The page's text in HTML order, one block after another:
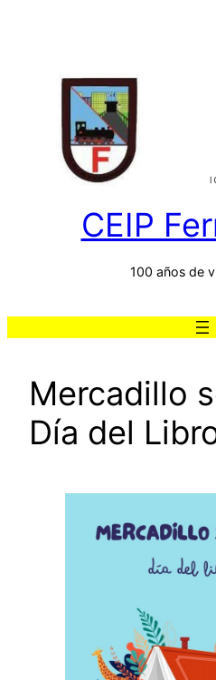
CEIP
100 años de
Mercadillo
Día del